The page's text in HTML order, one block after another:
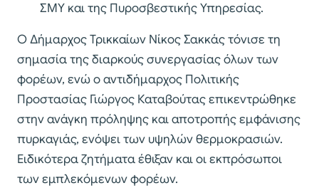
ΣΜΥ και της Πυροσβεστικής Υπηρεσίας.
Ο Δήμαρχος Τρικκαίων Νίκος Σακκάς τόνισε τη
σημασία της διαρκούς συνεργασίας όλων των
φορέων, ενώ ο αντιδήμαρχος Πολιτικής
Προστασίας Γιώργος Καταβούτας επικεντρώθηκε
στην ανάγκη πρόληψης και αποτροπής εμφάνισης
πυρκαγιάς, ενόψει των υψηλών θερμοκρασιών.
Ειδικότερα ζητήματα έθιξαν και οι εκπρόσωποι
των εμπλεκόμενων φορέων.